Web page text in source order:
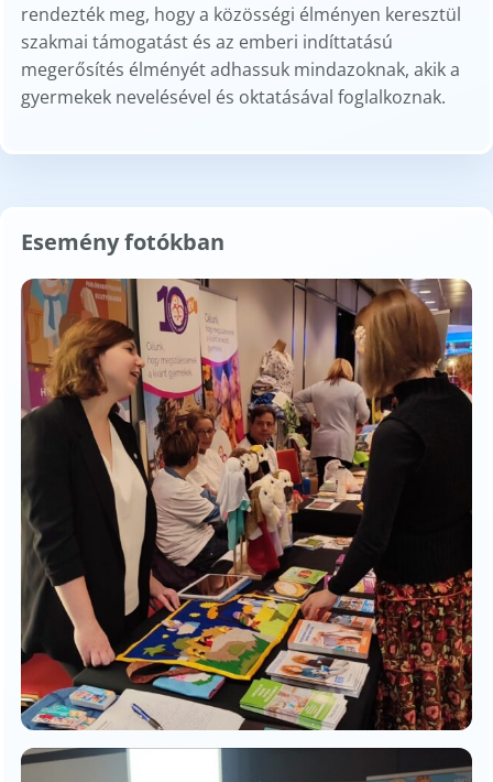
rendezték meg, hogy a közösségi élményen keresztül
szakmai támogatást és az emberi indíttatású
megerősítés élményét adhassuk mindazoknak, akik a
gyermekek nevelésével és oktatásával foglalkoznak.
Esemény fotókban